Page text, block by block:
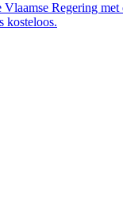
Regering
kosteloos.